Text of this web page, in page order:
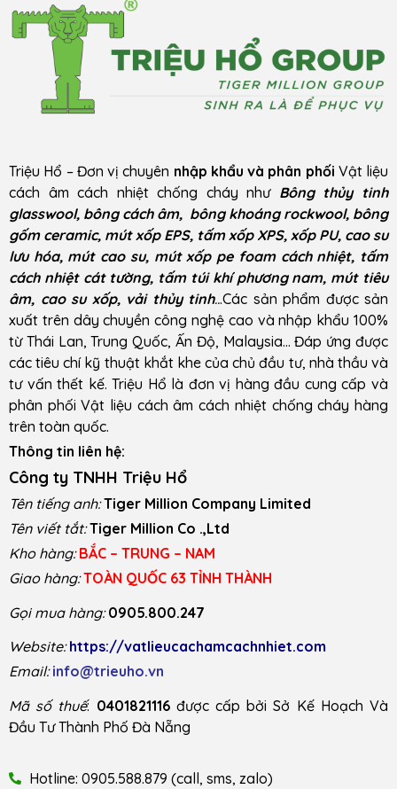
Triệu Hổ – Đơn vị chuyên nhập khẩu và phân phối Vật liệu
cách âm cách nhiệt chống cháy như Bông thủy tinh
glasswool, bông cách âm, bông khoáng rockwool, bông
gốm ceramic, mút xốp EPS, tấm xốp XPS, xốp PU, cao su
lưu hóa, mút cao su, mút xốp pe foam cách nhiệt, tấm
cách nhiệt cát tường, tấm túi khí phương nam, mút tiêu
âm, cao su xốp, vải thủy tinh...Các sản phẩm được sản
xuất trên dây chuyền công nghệ cao và nhập khẩu 100%
từ Thái Lan, Trung Quốc, Ấn Độ, Malaysia… Đáp ứng được
các tiêu chí kỹ thuật khắt khe của chủ đầu tư, nhà thầu và
tư vấn thết kế. Triệu Hổ là đơn vị hàng đầu cung cấp và
phân phối Vật liệu cách âm cách nhiệt chống cháy hàng
trên toàn quốc.
Thông tin liên hệ:
Công ty TNHH Triệu Hổ
Tên tiếng anh: Tiger Million Company Limited
Tên viết tắt: Tiger Million Co .,Ltd
Kho hàng: BẮC – TRUNG – NAM
Giao hàng: TOÀN QUỐC 63 TỈNH THÀNH
Gọi mua hàng: 0905.800.247
Website: https://vatlieucachamcachnhiet.com
Email: info@trieuho.vn
Mã số thuế: 0401821116được cấp bởi Sở Kế Hoạch Và
Đầu Tư Thành Phố Đà Nẵng
Hotline: 0905.588.879 (call, sms, zalo)